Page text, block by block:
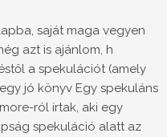
saját maga vegyen
azt is ajánlom, h
a spekulációt (amely
jó könyv Egy spekuláns
ról írtak, aki egy
spekuláció alatt az